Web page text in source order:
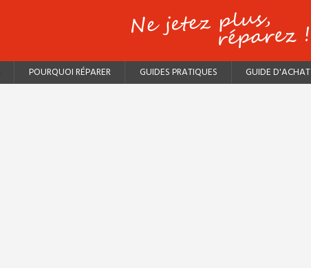
POURQUOI RÉPARER GUIDES PRATIQUES GUIDE D'ACHAT